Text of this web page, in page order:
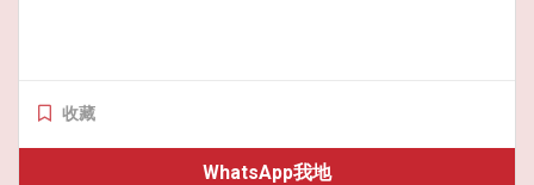
收藏
WhatsApp我地